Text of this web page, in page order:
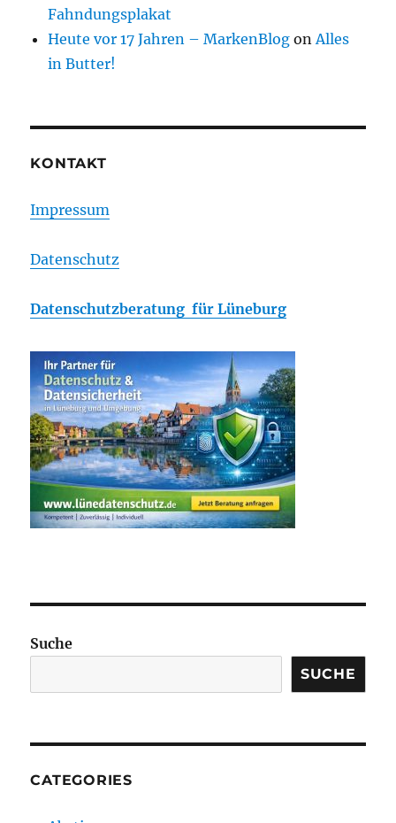
Fahndungsplakat
Heute vor 17 Jahren – MarkenBlog onAlles
in Butter!
KONTAKT
Impressum
Datenschutz
Datenschutzberatung für Lüneburg
Suche
SUCHE
CATEGORIES